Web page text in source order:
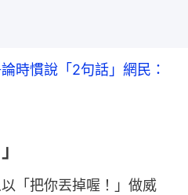
時慣說「2句話」網民：
「把你丟掉喔！」做威